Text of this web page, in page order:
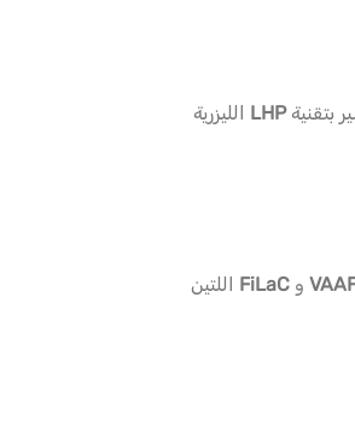
بتقنيةLHP الليزرية
و FiLaC اللتين